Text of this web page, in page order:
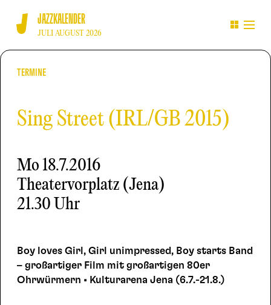
JAZZKALENDER
JULI AUGUST 2026
TERMINE
Sing Street (IRL/GB 2015)
Mo18.7.2016
Theatervorplatz (Jena)
21.30 Uhr
Boy loves Girl, Girl unimpressed, Boy starts Band
– großartiger Film mit großartigen 80er
Ohrwürmern • Kulturarena Jena (6.7.-21.8.)